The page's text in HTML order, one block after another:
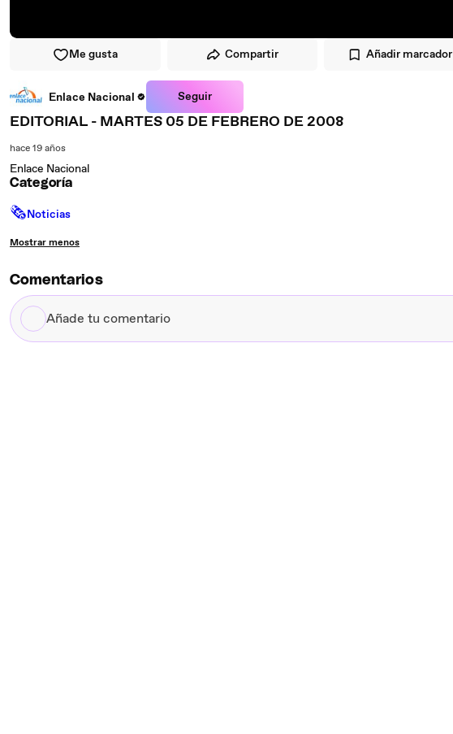
Me gusta Compartir Añadir marcador
Enlace Nacional Seguir
EDITORIAL - MARTES 05 DE FEBRERO DE 2008
hace 19 años
Enlace Nacional
Categoría
🗞Noticias
Mostrar menos
Comentarios
Añade
tu